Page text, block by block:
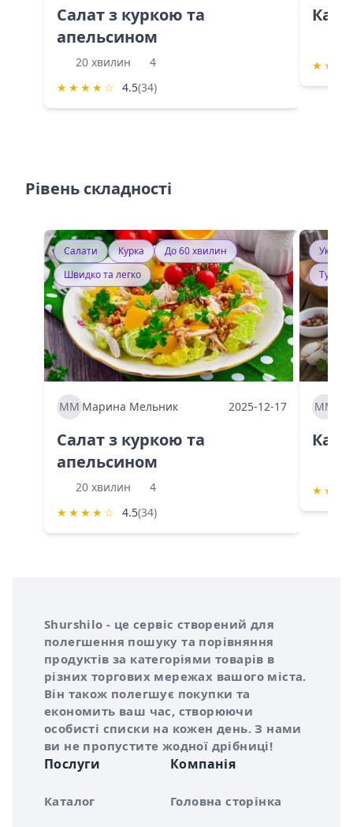
Салат з куркою та
апельсином
20 хвилин
4
★ ★ ★ ★ ☆ 4.5(34)
★ ★
Рівень складності
Салати Курка
До 60 хвилин
Швидко та легко
ММ Марина Мельник 2025-12-17
Салат з куркою та
апельсином
20 хвилин
4
★ ★ ★ ★ ☆ 4.5(34)
ММ
★ ★
Про сервіс Shurshilo
Shurshilo - це сервіс створений для
полегшення пошуку та порівняння
продуктів за категоріями товарів в
різних торгових мережах вашого міста.
Він також полегшує покупки та
економить ваш час, створюючи
особисті списки на кожен день. З нами
ви не пропустите жодної дрібниці!
Послуги
Каталог
Компанія
Головна сторінка